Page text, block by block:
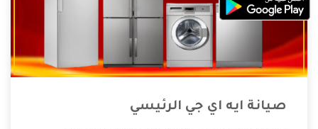
صيانة ايه اي جي الرئيسي